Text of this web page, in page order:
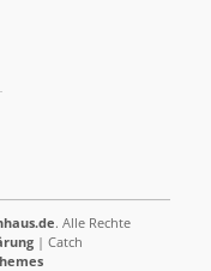
. Alle Rechte
| Catch